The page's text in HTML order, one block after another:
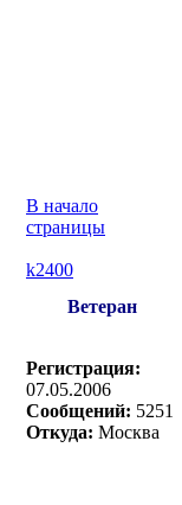
В начало
страницы
k2400
Ветеран
Регистрация:
07.05.2006
Сообщений: 5251
Откуда: Москва